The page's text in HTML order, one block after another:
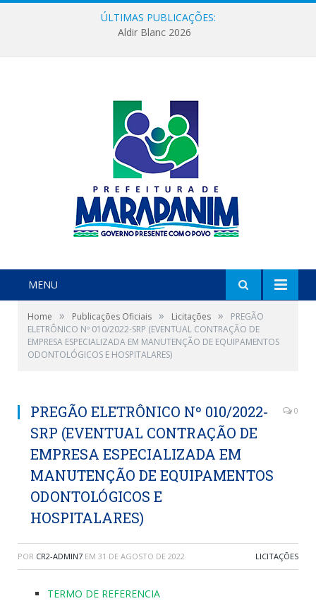
ÚLTIMAS PUBLICAÇÕES:
Aldir Blanc 2026
MENU
Home » Publicações Oficiais » Licitações »
PREGÃO
ELETRÔNICO Nº 010/2022-SRP (EVENTUAL CONTRAÇÃO DE
EMPRESA ESPECIALIZADA EM MANUTENÇÃO DE EQUIPAMENTOS
ODONTOLÓGICOS E HOSPITALARES)
PREGÃO ELETRÔNICO Nº 010/2022-
SRP (EVENTUAL CONTRAÇÃO DE
EMPRESA ESPECIALIZADA EM
MANUTENÇÃO DE EQUIPAMENTOS
ODONTOLÓGICOS E
HOSPITALARES)
0
POR CR2-ADMIN7 EM 31 DE AGOSTO DE 2022 LICITAÇÕES
TERMO DE REFERENCIA